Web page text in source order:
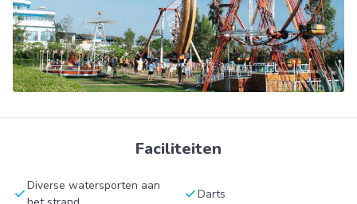
Faciliteiten
checkDiverse watersporten aan
checkDarts